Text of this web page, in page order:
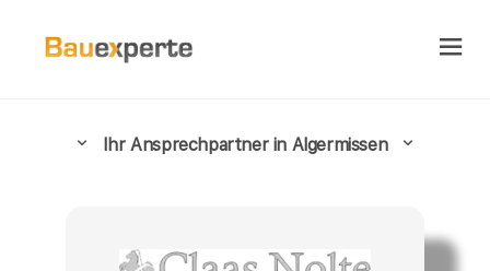
Ihr Ansprechpartner in Algermissen